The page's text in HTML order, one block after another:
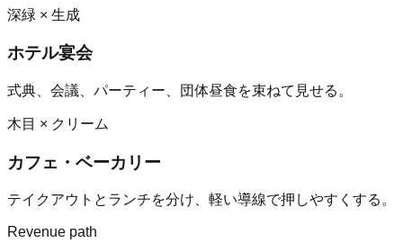
深緑 × 生成
ホテル宴会
式典、会議、パーティー、団体昼食を束ねて見せる。
木目 × クリーム
カフェ・ベーカリー
テイクアウトとランチを分け、軽い導線で押しやすくする。
Revenue path